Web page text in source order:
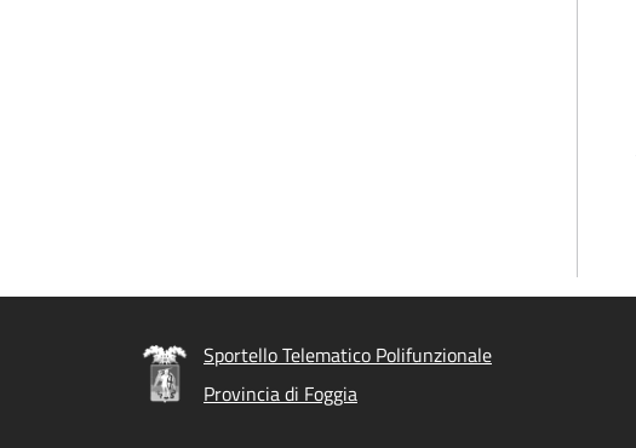
Sportello Telematico Polifunzionale
Provincia di Foggia